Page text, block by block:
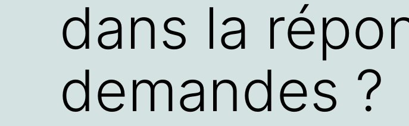
dans la
demandes ?